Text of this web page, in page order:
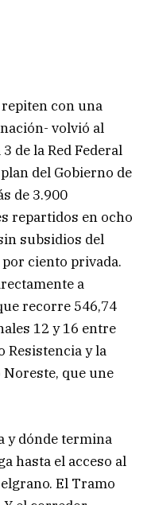
con una
volvió al
de la Red Federal
del Gobierno de
de 3.900
repartidos en ocho
subsidios del
ciento privada.
a
recorre 546,74
12 y 16 entre
Resistencia y la
que une
y dónde termina
hasta el acceso al
El Tramo